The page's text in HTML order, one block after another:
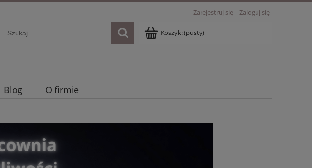
Zarejestruj się Zaloguj się
Koszyk:(pusty)
Blog O firmie